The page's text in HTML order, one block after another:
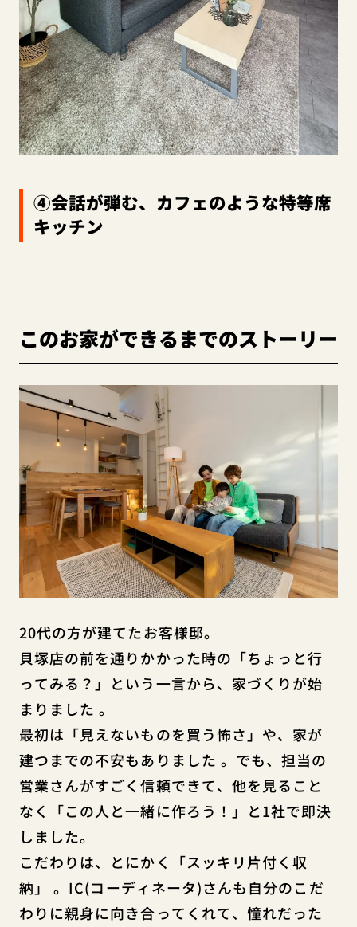
④会話が弾む、カフェのような特等席
キッチン
このお家ができるまでのストーリー
20代の方が建てたお客様邸。
貝塚店の前を通りかかった時の「ちょっと行
ってみる？」という一言から、家づくりが始
まりました。
最初は「見えないものを買う怖さ」や、家が
建つまでの不安もありました 。でも、担当の
営業さんがすごく信頼できて、他を見ること
なく「この人と一緒に作ろう！」と1社で即決
しました。
こだわりは、とにかく「スッキリ片付く収
納」。IC(コーディネータ)さんも自分のこだ
わりに親身に向き合ってくれて、憧れだった